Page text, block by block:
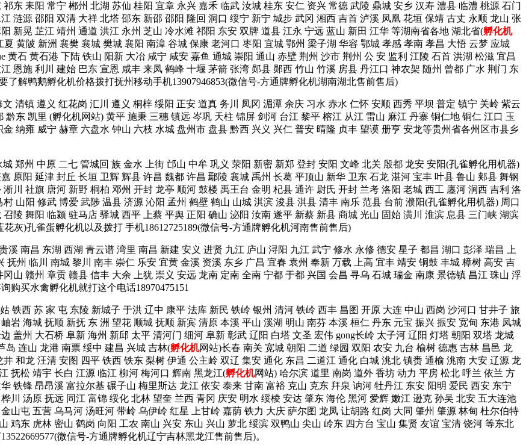
东 耒阳 常宁 郴州 北湖 苏仙 桂阳 宜章 永兴 嘉禾 临武 汝城 桂东 安仁 资兴 常德 武陵 鼎城 安乡 汉寿 澧县 临澧 桃源 石门
涟源 邵阳 双清 大祥 北塔 邵东 新邵 邵阳 隆回 洞口 绥宁 新宁 城步 武冈 湘西 吉首 泸溪 凤凰 花垣 保靖 古丈 永顺 龙山 张
新晃 芷江 靖州 通道 洪江 永州 芝山 冷水滩 祁阳 东安 双牌 道县 江永 宁远 蓝山 新田 江华 等湖南省各地 湖北省(孵化机
黄陂 新洲 襄樊 襄城 樊城 襄阳 南漳 谷城 保康 老河口 枣阳 宜城 鄂州 梁子湖 华容 鄂城 孝感 孝南 孝昌 大悟 云梦 应城
石 黄石港 下陆 铁山 阳新 大冶 咸宁 咸安 嘉鱼 通城 崇阳 通山 赤壁 荆州 沙市 荆州 公 安 监利 江陵 石首 洪湖 松滋 宜昌
恩施 利川 建始 巴东 宣恩 咸丰 来凤 鹤峰 十堰 茅箭 张湾 郧县 郧西 竹山 竹溪 房县 丹江口 神农架 随州 曾都 广水 荆门 东
解鸭鹅孵化机价格拨打抚州移动手机13907946853(微信号-方通牌孵化机湖南湖北售前售后)
清镇 遵义 红花岗 汇川 遵义 桐梓 绥阳 正安 道真 务川 凤冈 湄潭 余庆 习水 赤水 仁怀 安顺 西秀 平坝 普定 镇宁 关岭 紫云
东 凯里 (孵化机网站) 黄平 施秉 三穗 镇远 岑巩 天柱 锦屏 剑河 台江 黎平 榕江 从江 雷山 麻江 丹寨 铜仁地 铜仁 江口 玉
纳雍 威宁 赫章 六盘水 钟山 六枝 水城 盘州市 盘县 黔西 兴义 兴仁 普安 晴隆 贞丰 望谟 册亨 安龙等贵州省各州区市县乡
郑州 中原 二七 管城回 族 金水 上街 邙山 中牟 巩义 荥阳 新密 新郑 登封 安阳 文峰 北关 殷都 龙安 安阳(孔雀孵化用机器)
原阳 延津 封丘 长垣 卫辉 辉县 许昌 魏都 许昌 鄢陵 襄城 禹州 长葛 平顶山 新华 卫东 石龙 湛河 宝丰 叶县 鲁山 郏县 舞钢
川 社旗 唐河 新野 桐柏 邓州 开封 龙亭 顺河 鼓楼 禹王台 金明 杞县 通许 尉氏 开封 兰考 洛阳 老城 西工 廛河 涧西 吉利 洛
山阳 修武 博爱 武陟 温县 济源 沁阳 孟州 鹤壁 鹤山 山城 淇滨 浚县 淇县 清丰 南乐 范县 台前 濮阳(孔雀孵化用机器) 周口
陵 舞阳 临颍 驻马店 驿城 西平 上蔡 平舆 正阳 确山 泌阳 汝南 遂平 新蔡 新县 商城 光山 固始 潢川 淮滨 息县 三门峡 湖滨
灰)孔雀蛋孵化机以及拨打 手机18612725189(微信号-方通牌孵化机河南售前售后)
溪 南昌 东湖 西湖 青云谱 湾里 南昌 新建 安义 进贤 九江 庐山 浔阳 九江 武宁 修水 永修 德安 星子 都昌 湖口 彭泽 瑞昌 上
州 临川 南城 黎川 南丰 崇仁 乐安 宜黄 金溪 资溪 东乡 广昌 宜春 袁州 奉新 万载 上高 宜丰 靖安 铜鼓 丰城 樟树 高安 吉
山 赣州 章贡 赣县 信丰 大余 上犹 崇义 安远 龙南 定南 全南 宁都 于都 兴国 会昌 寻乌 石城 瑞金 南康 景德镇 昌江 珠山 浮
购买水禽孵化机就打这个电话18970475151
铁西 苏 家 屯 东陵 新城子 于洪 辽中 康平 法库 新民 铁岭 银州 清河 铁岭 西丰 昌图 开原 大连 中山 西岗 沙河口 甘井子 旅
岩 海城 抚顺 新抚 东 洲 望花 顺城 抚顺 新宾 清原 本溪 平山 溪湖 明山 南芬 本溪 桓仁 丹东 元宝 振兴 振安 宽甸 东港 凤城
盖州 大石桥 阜新 海州 新邱 太平 清河门 细河 阜新 彰武 辽阳 白塔 文圣 宏伟 gong长岭 太子河 辽阳 灯塔 朝阳 双塔 龙城
岛 连山 龙港 南票 绥中 建昌 兴城 吉林(孵化机网站)长春 南关 宽城 朝阳 二道 绿园 双阳 农安 九台 榆树 德惠 吉林 昌邑 龙
和龙 汪清 安图 四平 铁西 铁东 梨树 伊通 公主岭 双辽 集安 通化 东昌 二道江 通化 白城 洮北 镇赉 通榆 洮南 大安 辽源 龙
抚松 靖宇 长白 江源 临江 柳河 梅河口 辉南 黑龙江(孵化机网站) 哈尔滨 道里 南岗 道外 香坊 动力 平房 松北 呼兰 依兰 方
铁锋 昂昂溪 富拉尔基 碾子山 梅里斯达 龙江 依安 泰来 甘南 富裕 克山 克东 拜泉 讷河 牡丹江 东安 阳明 爱民 西安 东宁
川 汤原 抚远 同江 富锦 绥化 北林 望奎 兰西 青冈 庆安 明水 绥棱 安达 肇东 海伦 黑河 爱辉 嫩江 逊克 孙吴 北安 五大连池
山屯 五营 乌马河 汤旺河 带岭 乌伊岭 红星 上甘岭 嘉荫 铁力 大庆 萨尔图 龙凤 让胡路 红岗 大同 肇州 肇源 林甸 杜尔伯特
鸡东 虎林 密山 鹤岗 向阳 工农 南山 兴安 东山 兴山 萝北 绥滨 双鸭山 尖山 岭东 四方台 宝山 集贤 友谊 宝清 饶河 等东北
微信号-方通牌孵化机辽宁吉林黑龙江售前售后)。